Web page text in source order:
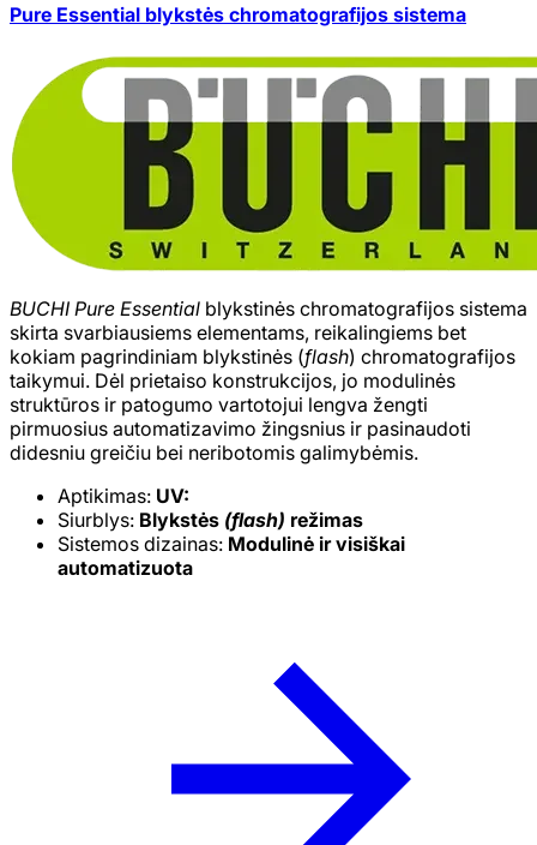
Pure Essential blykstės chromatografijos sistema
BUCHI Pure Essential blykstinės chromatografijos sistema
skirta svarbiausiems elementams, reikalingiems bet
kokiam pagrindiniam blykstinės (flash) chromatografijos
taikymui. Dėl prietaiso konstrukcijos, jo modulinės
struktūros ir patogumo vartotojui lengva žengti
pirmuosius automatizavimo žingsnius ir pasinaudoti
didesniu greičiu bei neribotomis galimybėmis.
Aptikimas: UV:
Siurblys: Blykstės (flash) režimas
Sistemos dizainas: Modulinė ir visiškai
automatizuota